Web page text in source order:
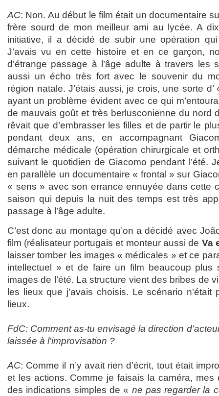
AC: Non. Au début le film était un documentaire
frère sourd de mon meilleur ami au lycée. A
initiative, il a décidé de subir une opération
J’avais vu en cette histoire et en ce garçon,
d’étrange passage à l’âge adulte à travers les
aussi un écho très fort avec le souvenir du
région natale. J’étais aussi, je crois, une sorte
ayant un problème évident avec ce qui
de mauvais goût et très berlusconienne du nord
rêvait que d’embrasser les filles et de partir le
pendant deux ans, en accompagnant
démarche médicale (opération chirurgicale et
suivant le quotidien de Giacomo pendant l’été.
en parallèle un documentaire « frontal » sur
« sens » avec son errance ennuyée dans cette
saison qui depuis la nuit des temps est très
passage à l’âge adulte.
C’est donc au montage qu’on a décidé avec
film (réalisateur portugais et monteur aussi de Va
laisser tomber les images « médicales » et ce
intellectuel » et de faire un film beaucoup plus
images de l’été. La structure vient des bribes de
les lieux que j’avais choisis. Le scénario n’était
lieux.
FdC: Comment as-tu envisagé la direction
laissée à l'improvisation ?
AC: Comme il n’y avait rien d’écrit, tout était
et les actions. Comme je faisais la caméra, mes
des indications simples de « ne pas regarder la